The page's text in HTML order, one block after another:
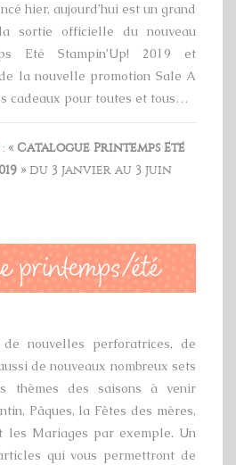
hier, aujourd’hui est un grand
sortie officielle du nouveau
Eté Stampin’Up! 2019 et
la nouvelle promotion Sale A
cadeaux pour toutes et tous…
: « Catalogue Printemps Eté
»du 3 janvier au 3 juin
nouvelles perforatrices, de
de nouveaux nombreux sets
thèmes des saisons à venir
Pâques, la Fêtes des mères,
les Mariages par exemple. Un
qui vous permettront de